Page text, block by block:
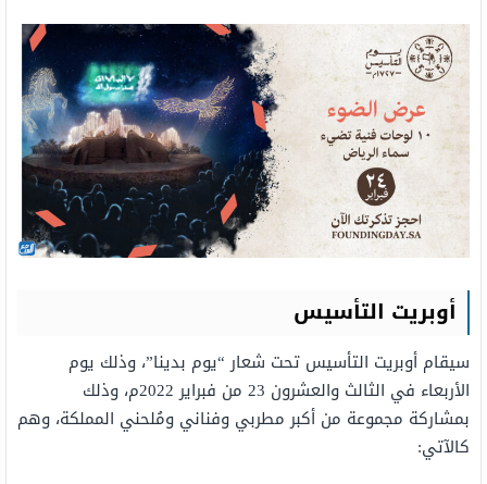
أوبريت التأسيس
سيقام أوبريت التأسيس تحت شعار “يوم بدينا”، وذلك يوم
الأربعاء في الثالث والعشرون 23 من فبراير 2022م، وذلك
بمشاركة مجموعة من أكبر مطربي وفناني ومُلحني المملكة، وهم
كالآتي: